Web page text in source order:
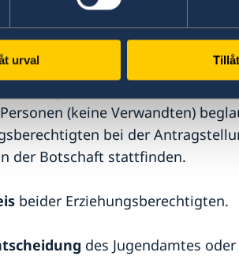
urval
schwedischePersonen- oder
der
ausgefüllt, datiert und
(keine Verwandten)
bei der
der Botschaft stattfinden.
beider Erziehungsberechtigten.
des Jugendamtes